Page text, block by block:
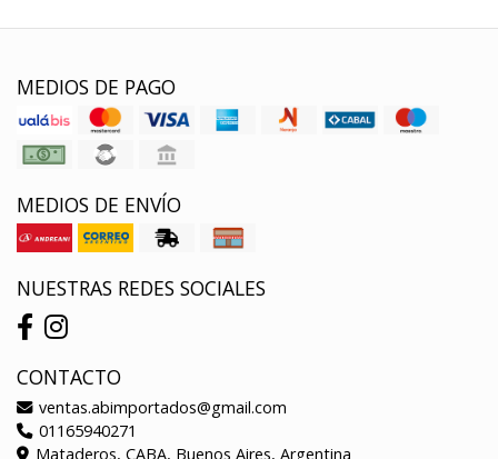
MEDIOS DE PAGO
MEDIOS DE ENVÍO
NUESTRAS REDES SOCIALES
CONTACTO
ventas.abimportados@gmail.com
01165940271
Mataderos, CABA, Buenos Aires, Argentina